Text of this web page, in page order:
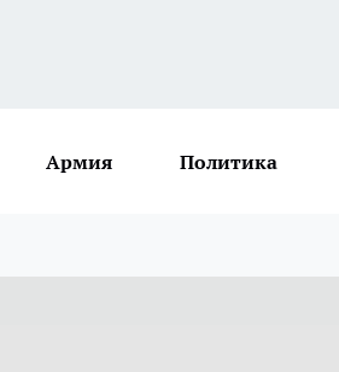
Армия Политика